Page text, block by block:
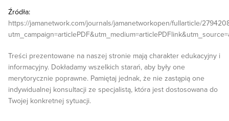
Źródła:
https://jamanetwork.com/journals/jamanetworkopen/fullarticle/
Treści prezentowane na naszej stronie mają charakter edukacyjny i
informacyjny. Dokładamy wszelkich starań, aby były one
merytorycznie poprawne. Pamiętaj jednak, że nie zastąpią one
indywidualnej konsultacji ze specjalistą, która jest dostosowana do
Twojej konkretnej sytuacji.